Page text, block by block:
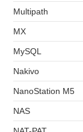
Multipath
MX
MySQL
Nakivo
NanoStation M5
NAS